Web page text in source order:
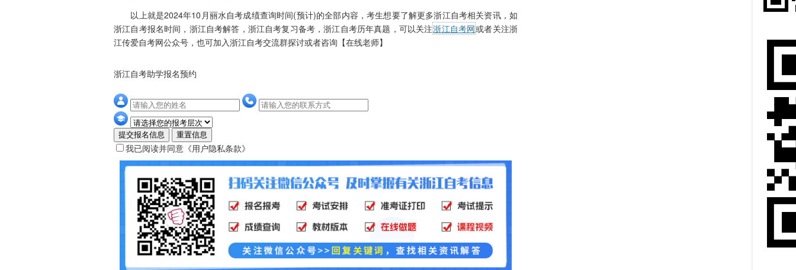
以上就是2024年10月丽水自考成绩查询时间(预计)的全部内容，考生想要了解更多浙江自考相关资讯，如
浙江自考报名时间，浙江自考解答，浙江自考复习备考，浙江自考历年真题，可以关注浙江自考网或者关注浙
江传爱自考网公众号，也可加入浙江自考交流群探讨或者咨询【在线老师】
浙江自考助学报名预约
提交报名信息 重置信息
我已阅读并同意 《用户隐私条款》